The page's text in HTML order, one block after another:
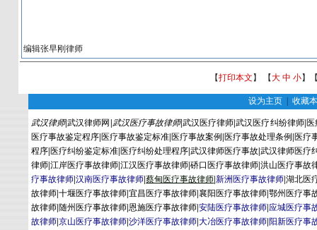
编辑张早刚律师
【打印本文 】 【大 中 小】
设为主页 收藏
武汉律师|武汉律师网 武汉医疗事故律师|武汉医疗律师 |武汉医疗纠纷律师|
医疗事故鉴定程序 医疗事故鉴定标准 医疗事故案例 医疗事故处理条例 医疗
程序 医疗纠纷鉴定标准 医疗纠纷处理程序 |武汉律师医疗事故 |武汉律师医疗
律师 |江岸医疗事故律师 |江汉医疗事故律师 |硚口医疗事故律师 |洪山医疗事故
疗事故律师 |汉南医疗事故律师 |蔡甸 医疗事故律师 |新洲医疗事故律师 |湖北医
故律师 |十堰医疗事故律师 |宜昌医疗事故律师 |襄阳医疗事故律师 |鄂州医疗事
故律师 随州医疗事故律师 |恩施医疗事故律师 |安陆医疗事故律师 |应城医疗事
故律师 |京山医疗事故律师 |沙洋医疗事故律师 |大冶医疗事故律师 阳新医疗事